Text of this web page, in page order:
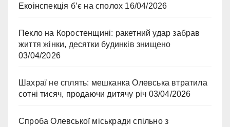
Екоінспекція б’є на сполох 16/04/2026
Пекло на Коростенщині: ракетний удар забрав
життя жінки, десятки будинків знищено
03/04/2026
Шахраї не сплять: мешканка Олевська втратила
сотні тисяч, продаючи дитячу річ 03/04/2026
Спроба Олевської міськради спільно з